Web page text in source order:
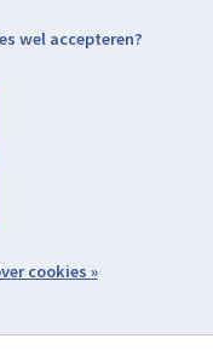
wel accepteren?
cookies »